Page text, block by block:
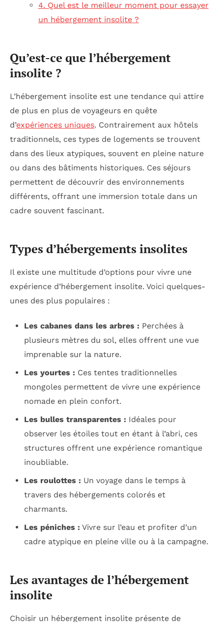
4. Quel est le meilleur moment pour essayer
un hébergement insolite ?
Qu’est-ce que l’hébergement
insolite ?
L’hébergement insolite est une tendance qui attire
de plus en plus de voyageurs en quête
d’expériences uniques. Contrairement aux hôtels
traditionnels, ces types de logements se trouvent
dans des lieux atypiques, souvent en pleine nature
ou dans des bâtiments historiques. Ces séjours
permettent de découvrir des environnements
différents, offrant une immersion totale dans un
cadre souvent fascinant.
Types d’hébergements insolites
Il existe une multitude d’options pour vivre une
expérience d’hébergement insolite. Voici quelques-
unes des plus populaires :
Les cabanes dans les arbres : Perchées à
plusieurs mètres du sol, elles offrent une vue
imprenable sur la nature.
Les yourtes : Ces tentes traditionnelles
mongoles permettent de vivre une expérience
nomade en plein confort.
Les bulles transparentes : Idéales pour
observer les étoiles tout en étant à l’abri, ces
structures offrent une expérience romantique
inoubliable.
Les roulottes : Un voyage dans le temps à
travers des hébergements colorés et
charmants.
Les péniches : Vivre sur l’eau et profiter d’un
cadre atypique en pleine ville ou à la campagne.
Les avantages de l’hébergement
insolite
Choisir un hébergement insolite présente de